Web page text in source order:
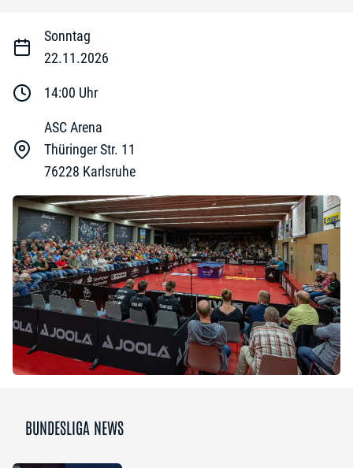
Sonntag
22.11.2026
14:00 Uhr
ASC Arena
Thüringer Str. 11
76228 Karlsruhe
BUNDESLIGA NEWS